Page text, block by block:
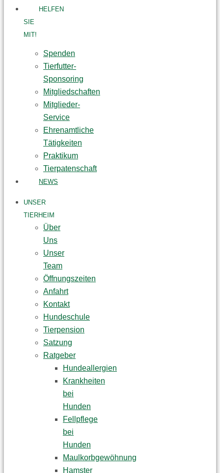
HELFEN
SIE
MIT!
Spenden
Tierfutter-
Sponsoring
Mitgliedschaften
Mitglieder-
Service
Ehrenamtliche
Tätigkeiten
Praktikum
Tierpatenschaft
NEWS
UNSER
TIERHEIM
Über
Uns
Unser
Team
Öffnungszeiten
Anfahrt
Kontakt
Hundeschule
Tierpension
Satzung
Ratgeber
Hundeallergien
Krankheiten
bei
Hunden
Fellpflege
bei
Hunden
Maulkorbgewöhnung
Hamster